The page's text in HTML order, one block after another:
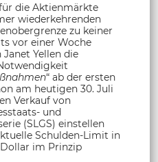
die Aktienmärkte
wiederkehrenden
zu keiner
vor einer Woche
Yellen die
“ ab der ersten
am heutigen 30. Juli
Verkauf von
und
(SLGS) einstellen
Schulden-Limit in
im Prinzip